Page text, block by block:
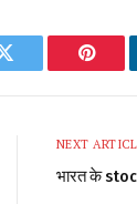
Twitter
NEXT
भारत के